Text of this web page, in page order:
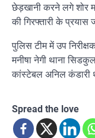
छेड़खानी करने लगे शोर
की गिरफ्तारी के प्रयास
पुलिस टीम में उप
मनीषा नेगी थाना
कांस्टेबल अनिल कंडारी
Spread the love